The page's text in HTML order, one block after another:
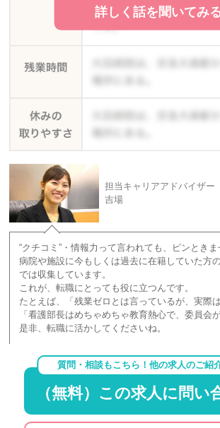
詳しく話を聞いてみ
担当キャリアアドバイザー
吉場
“クチコミ”・情報力って言われても、ピンときま
病院や施設に今もしくは過去に在籍していた方
では収集しています。
これが、転職にとっても役に立つんです。
たとえば、「残業ゼロとは言っているが、実際
「看護部長はめちゃめちゃ教育熱心で、委員会
是非、転職に活かしてくださいね。
質問・相談もこちら！他の求人のご紹
（無料）この求人に問い